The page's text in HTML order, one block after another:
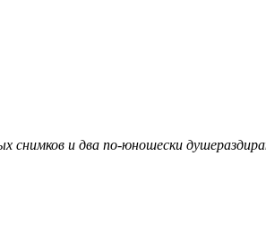
снимков и два по-юношески